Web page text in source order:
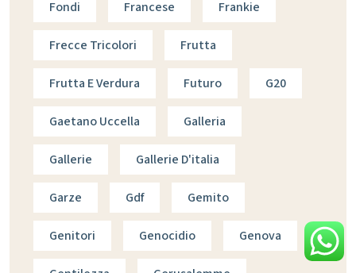
Fondi Francese Frankie
Frecce Tricolori Frutta
Frutta E Verdura Futuro G20
Gaetano Uccella Galleria
Gallerie Gallerie D'italia
Garze Gdf Gemito
Genitori Genocidio Genova